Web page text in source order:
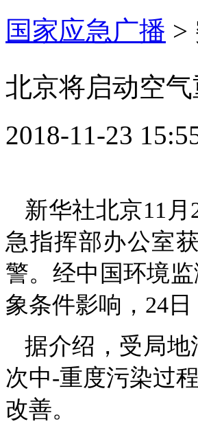
国家应急广播 >
北京将启动空
2018-11-23
新华社北京11
急指挥部办公室
警。经中国环境
象条件影响，24
据介绍，受局
次中-重度污染过
改善。